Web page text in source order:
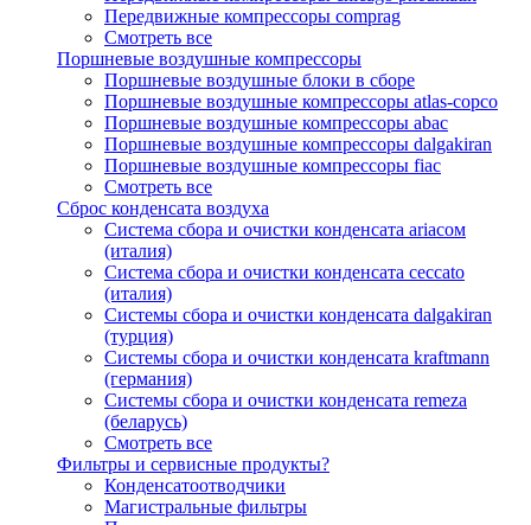
Передвижные компрессоры comprag
Смотреть все
Поршневые воздушные компрессоры
Поршневые воздушные блоки в сборе
Поршневые воздушные компрессоры atlas-copco
Поршневые воздушные компрессоры abac
Поршневые воздушные компрессоры dalgakiran
Поршневые воздушные компрессоры fiac
Смотреть все
Сброс конденсата воздуха
Система сбора и очистки конденсата ariacом
(италия)
Система сбора и очистки конденсата ceccato
(италия)
Системы сбора и очистки конденсата dalgakiran
(турция)
Системы сбора и очистки конденсата kraftmann
(германия)
Системы сбора и очистки конденсата remeza
(беларусь)
Смотреть все
Фильтры и сервисные продукты?
Конденсатоотводчики
Магистральные фильтры